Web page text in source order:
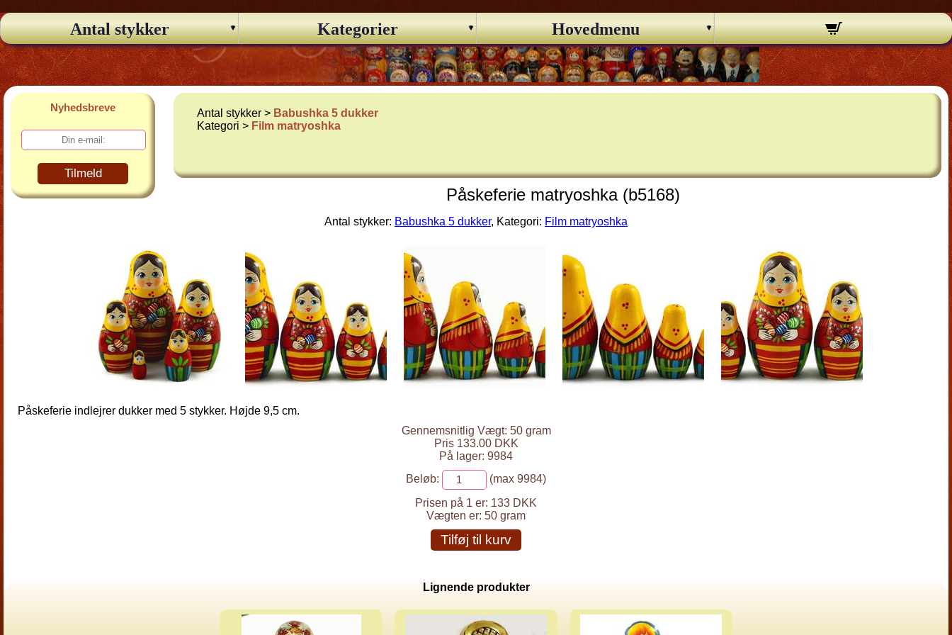
Antal stykker Kategorier Hovedmenu
Nyhedsbreve
Tilmeld
Antal stykker > Babushka 5 dukker
Kategori > Film matryoshka
Påskeferie matryoshka (b5168)
Antal stykker: Babushka 5 dukker, Kategori: Film matryoshka
Påskeferie indlejrer dukker med 5 stykker. Højde 9,5 cm.
Gennemsnitlig Vægt: 50 gram
Pris 133.00 DKK
På lager: 9984
Beløb:
(max 9984)
Prisen på 1 er: 133 DKK
Vægten er: 50 gram
Tilføj til kurv
Lignende produkter